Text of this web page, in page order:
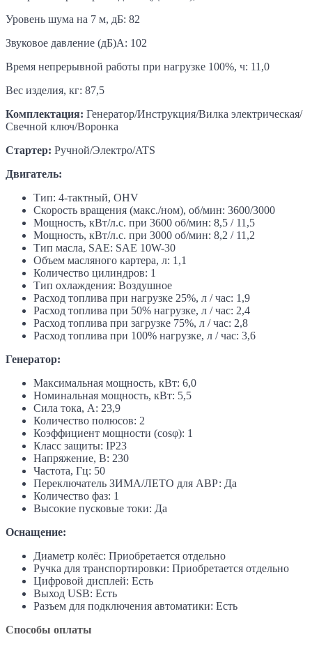
Уровень шума на 7 м, дБ: 82
Звуковое давление (дБ)А: 102
Время непрерывной работы при нагрузке 100%, ч: 11,0
Вес изделия, кг: 87,5
Комплектация: Генератор/Инструкция/Вилка электрическая/
Свечной ключ/Воронка
Стартер: Ручной/Электро/ATS
Двигатель:
Тип: 4-тактный, OHV
Скорость вращения (макс./ном), об/мин: 3600/3000
Мощность, кВт/л.с. при 3600 об/мин: 8,5 / 11,5
Мощность, кВт/л.с. при 3000 об/мин: 8,2 / 11,2
Тип масла, SAE: SAE 10W-30
Объем масляного картера, л: 1,1
Количество цилиндров: 1
Тип охлаждения: Воздушное
Расход топлива при нагрузке 25%, л / час: 1,9
Расход топлива при 50% нагрузке, л / час: 2,4
Расход топлива при загрузке 75%, л / час: 2,8
Расход топлива при 100% нагрузке, л / час: 3,6
Генератор:
Максимальная мощность, кВт: 6,0
Номинальная мощность, кВт: 5,5
Сила тока, А: 23,9
Количество полюсов: 2
Коэффициент мощности (cosφ): 1
Класс защиты: IP23
Напряжение, В: 230
Частота, Гц: 50
Переключатель ЗИМА/ЛЕТО для АВР: Да
Количество фаз: 1
Высокие пусковые токи: Да
Оснащение:
Диаметр колёс: Приобретается отдельно
Ручка для транспортировки: Приобретается отдельно
Цифровой дисплей: Есть
Выход USB: Есть
Разъем для подключения автоматики: Есть
Способы оплаты